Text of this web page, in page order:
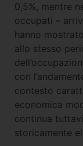
0,5%, mentre
occupati –
hanno
allo stesso
con
contesto
economica
continua
storicamente